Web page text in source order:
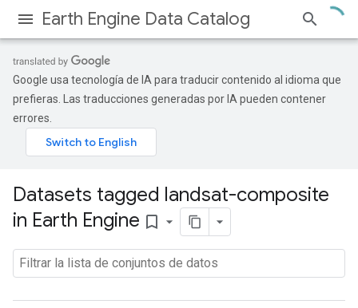
Earth Engine Data Catalog
Google usa tecnología de IA para traducir contenido al idioma que
prefieras. Las traducciones generadas por IA pueden contener
errores.
Datasets tagged landsat-composite
in Earth Engine bookmark_border